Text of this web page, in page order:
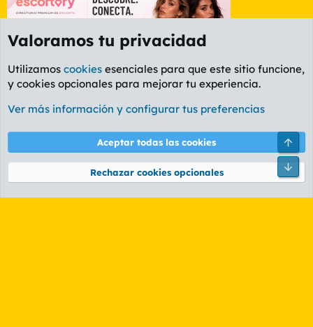
Etiquetas
Cookies
PL OLDSTYLE AMARILLO
Términos y reglas Política de privacidad Ayuda
Community platform by XenForo® © 2010-2026 XenForo Ltd.
Valoramos tu privacidad
Utilizamos cookies esenciales para que este sitio funcione,
y cookies opcionales para mejorar tu experiencia.
Ver más información y configurar tus preferencias
Aceptar todas las cookies
Rechazar cookies opcionales
Pie